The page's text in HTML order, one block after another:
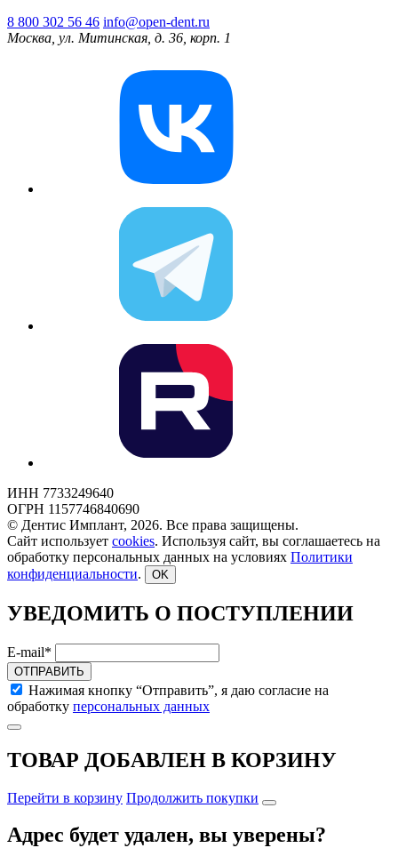
8 800 302 56 46 info@open-dent.ru
Москва, ул. Митинская, д. 36, корп. 1
ИНН 7733249640
ОГРН 1157746840690
© Дентис Имплант, 2026. Все права защищены.
Сайт использует cookies. Используя сайт, вы соглашаетесь на
обработку персональных данных на условиях Политики
конфиденциальности. OK
УВЕДОМИТЬ О ПОСТУПЛЕНИИ
E-mail*
ОТПРАВИТЬ
Нажимая кнопку “Отправить”, я даю согласие на
обработку персональных данных
ТОВАР ДОБАВЛЕН В КОРЗИНУ
Перейти в корзину Продолжить покупки
Адрес будет удален, вы уверены?